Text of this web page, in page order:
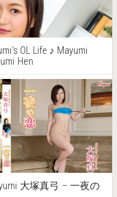
OL Life ♪ Mayumi
Hen
大塚真弓 – 一夜の